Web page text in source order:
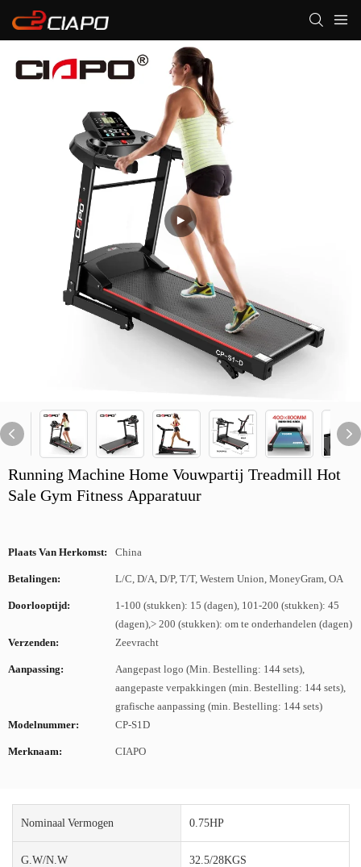
Running Machine Home Vouwpartij Treadmill Hot
Sale Gym Fitness Apparatuur
Plaats Van Herkomst: China
Betalingen: L/C, D/A, D/P, T/T, Western Union, MoneyGram, OA
Doorlooptijd:
1-100 (stukken): 15 (dagen), 101-200 (stukken): 45
(dagen),> 200 (stukken): om te onderhandelen (dagen)
Verzenden:
Zeevracht
Aanpassing:
Aangepast logo (Min. Bestelling: 144 sets),
aangepaste verpakkingen (min. Bestelling: 144 sets),
grafische aanpassing (min. Bestelling: 144 sets)
Modelnummer:
CP-S1D
Merknaam: CIAPO
Nominaal Vermogen 0.75HP
G.W/N.W 32.5/28KGS